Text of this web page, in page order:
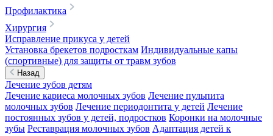
Профилактика
Хирургия
Исправление прикуса у детей
Установка брекетов подросткам Индивидуальные капы
(спортивные) для защиты от травм зубов
Назад
Лечение зубов детям
Лечение кариеса молочных зубов Лечение пульпита
молочных зубов Лечение периодонтита у детей Лечение
постоянных зубов у детей, подростков Коронки на молочные
зубы Реставрация молочных зубов Адаптация детей к